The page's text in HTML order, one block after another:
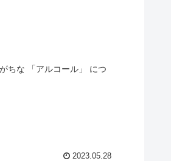
ちな 「アルコール」 につ
2023.05.28